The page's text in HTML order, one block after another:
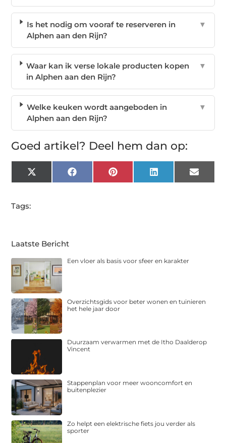
Is het nodig om vooraf te reserveren in
Alphen aan den Rijn?
▼
Waar kan ik verse lokale producten kopen
in Alphen aan den Rijn?
▼
Welke keuken wordt aangeboden in
Alphen aan den Rijn?
▼
Goed artikel? Deel hem dan op:
X
(Twitter)
FacebookPinterest LinkedIn Email
Tags:
Laatste Bericht
Een vloer als basis voor sfeer en karakter
Overzichtsgids voor beter wonen en tuinieren
het hele jaar door
Duurzaam verwarmen met de Itho Daalderop
Vincent
Stappenplan voor meer wooncomfort en
buitenplezier
Zo helpt een elektrische fiets jou verder als
sporter